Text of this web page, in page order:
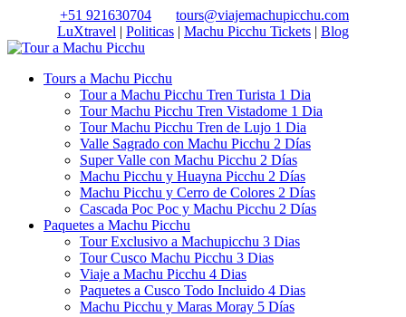
+51 921630704
tours@viajemachupicchu.com
LuXtravel | Politicas | Machu Picchu Tickets | Blog
Tours a Machu Picchu
Tour a Machu Picchu Tren Turista 1 Dia
Tour Machu Picchu Tren Vistadome 1 Dia
Tour Machu Picchu Tren de Lujo 1 Dia
Valle Sagrado con Machu Picchu 2 Días
Super Valle con Machu Picchu 2 Días
Machu Picchu y Huayna Picchu 2 Días
Machu Picchu y Cerro de Colores 2 Días
Cascada Poc Poc y Machu Picchu 2 Días
Paquetes a Machu Picchu
Tour Exclusivo a Machupicchu 3 Dias
Tour Cusco Machu Picchu 3 Dias
Viaje a Machu Picchu 4 Dias
Paquetes a Cusco Todo Incluido 4 Dias
Machu Picchu y Maras Moray 5 Días